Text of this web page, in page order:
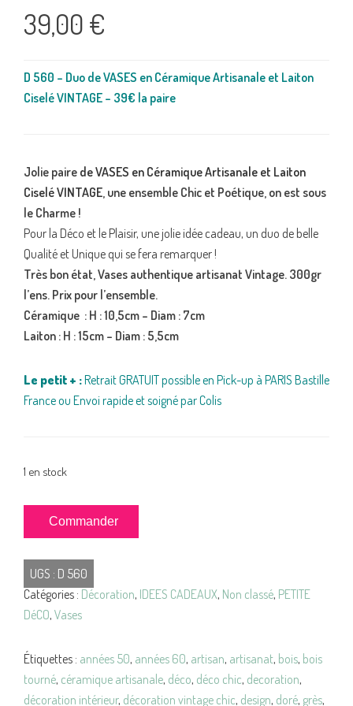
39,00 €
D 560 – Duo de VASES en Céramique Artisanale et Laiton
Ciselé VINTAGE – 39€ la paire
Jolie paire de VASES en Céramique Artisanale et Laiton
Ciselé VINTAGE, une ensemble Chic et Poétique, on est sous
le Charme !
Pour la Déco et le Plaisir, une jolie idée cadeau, un duo de belle
Qualité et Unique qui se fera remarquer !
Très bon état, Vases authentique artisanat Vintage. 300gr
l’ens. Prix pour l’ensemble.
Céramique : H : 10,5cm – Diam : 7cm
Laiton : H : 15cm – Diam : 5,5cm
Le petit + :Retrait GRATUIT possible en Pick-up à PARIS Bastille
France ou Envoi rapide et soigné par Colis
1 en stock
quantité
de
VASES
Céramique
Artisanale
VINTAGE
Commander
UGS : D 560
Catégories : Décoration, IDEES CADEAUX, Non classé, PETITE
DéCO, Vases
Étiquettes : années 50, années 60, artisan, artisanat, bois, bois
tourné, céramique artisanale, déco, déco chic, decoration,
décoration intérieur, décoration vintage chic, design, doré, grès,